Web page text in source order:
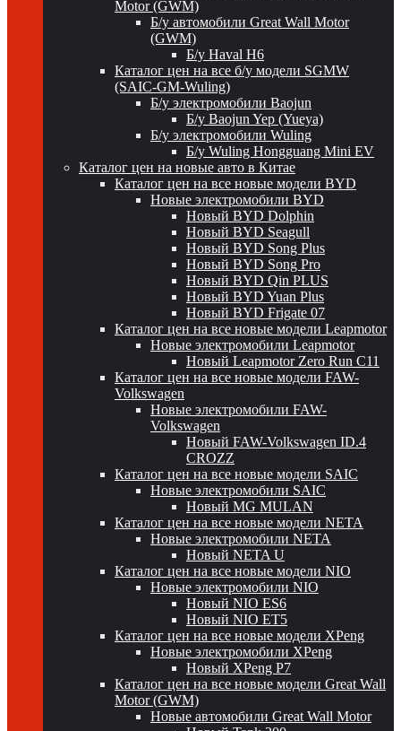
Motor (GWM)
Б/у автомобили Great Wall Motor
(GWM)
Б/у Haval H6
Каталог цен на все б/у модели SGMW
(SAIC-GM-Wuling)
Б/у электромобили Baojun
Б/у Baojun Yep (Yueya)
Б/у электромобили Wuling
Б/у Wuling Hongguang Mini EV
Каталог цен на новые авто в Китае
Каталог цен на все новые модели BYD
Новые электромобили BYD
Новый BYD Dolphin
Новый BYD Seagull
Новый BYD Song Plus
Новый BYD Song Pro
Новый BYD Qin PLUS
Новый BYD Yuan Plus
Новый BYD Frigate 07
Каталог цен на все новые модели Leapmotor
Новые электромобили Leapmotor
Новый Leapmotor Zero Run C11
Каталог цен на все новые модели FAW-
Volkswagen
Новые электромобили FAW-
Volkswagen
Новый FAW-Volkswagen ID.4
CROZZ
Каталог цен на все новые модели SAIC
Новые электромобили SAIC
Новый MG MULAN
Каталог цен на все новые модели NETA
Новые электромобили NETA
Новый NETA U
Каталог цен на все новые модели NIO
Новые электромобили NIO
Новый NIO ES6
Новый NIO ET5
Каталог цен на все новые модели XPeng
Новые электромобили XPeng
Новый XPeng P7
Каталог цен на все новые модели Great Wall
Motor (GWM)
Новые автомобили Great Wall Motor